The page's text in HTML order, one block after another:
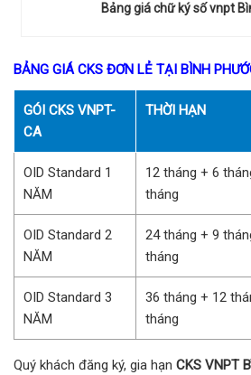
Bảng giá chữ ký số vnpt
BẢNG GIÁ CKS ĐƠN LẺ TẠI BÌNH
GÓI CKS VNPT-
CA
THỜI HẠN
OID Standard 1
NĂM
12 tháng + 6
tháng
OID Standard 2
NĂM
24 tháng + 9
tháng
OID Standard 3
NĂM
36 tháng + 12
tháng
Quý khách đăng ký, gia hạn CKS VNPT